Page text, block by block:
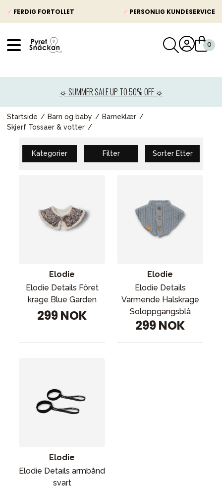
✓ FERDIG FORTOLLET ✓ PERSONLIG KUNDESERVICE
☼ SUMMER SALE UP TO 50% OFF ☼
Startside Barn og baby
Barneklær
Skjerf Tossaer & votter
Kategorier Filter Sorter Etter
Elodie
Elodie Details Fôret
krage Blue Garden
299 NOK
Elodie
Elodie Details
Varmende Halskrage
Soloppgangsblå
299 NOK
Elodie
Elodie Details armbånd
svart
Barnevogner
Bilstol
Barn og baby
Møbler & seng
Tips om gaver
Våre favoritter
Varemerker
Kontakt oss på